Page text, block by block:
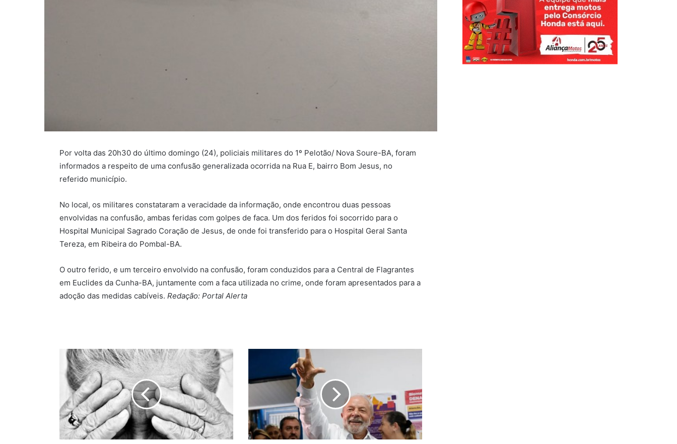
Por volta das 20h30 do último domingo (24), policiais militares do 1º Pelotão/ Nova Soure-BA, foram
informados a respeito de uma confusão generalizada ocorrida na Rua E, bairro Bom Jesus, no
referido município.
No local, os militares constataram a veracidade da informação, onde encontrou duas pessoas
envolvidas na confusão, ambas feridas com golpes de faca. Um dos feridos foi socorrido para o
Hospital Municipal Sagrado Coração de Jesus, de onde foi transferido para o Hospital Geral Santa
Tereza, em Ribeira do Pombal-BA.
O outro ferido, e um terceiro envolvido na confusão, foram conduzidos para a Central de Flagrantes
em Euclides da Cunha-BA, juntamente com a faca utilizada no crime, onde foram apresentados para a
adoção das medidas cabíveis. Redação: Portal Alerta